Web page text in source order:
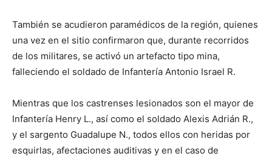
También se acudieron paramédicos de la región, quienes
una vez en el sitio confirmaron que, durante recorridos
de los militares, se activó un artefacto tipo mina,
falleciendo el soldado de Infantería Antonio Israel R.
Mientras que los castrenses lesionados son el mayor de
Infantería Henry L., así como el soldado Alexis Adrián R.,
y el sargento Guadalupe N., todos ellos con heridas por
esquirlas, afectaciones auditivas y en el caso de